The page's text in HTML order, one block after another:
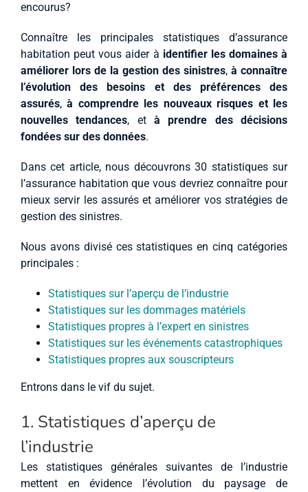
encourus?
Connaître les principales statistiques d’assurance
habitation peut vous aider à identifier les domaines à
améliorer lors de la gestion des sinistres, à connaître
l’évolution des besoins et des préférences des
assurés,à comprendre les nouveaux risques et les
nouvelles tendances, età prendre des décisions
fondées sur des données.
Dans cet article, nous découvrons 30 statistiques sur
l’assurance habitation que vous devriez connaître pour
mieux servir les assurés et améliorer vos stratégies de
gestion des sinistres.
Nous avons divisé ces statistiques en cinq catégories
principales :
Statistiques sur l’aperçu de l’industrie
Statistiques sur les dommages matériels
Statistiques propres à l’expert en sinistres
Statistiques sur les événements catastrophiques
Statistiques propres aux souscripteurs
Entrons dans le vif du sujet.
1. Statistiques d’aperçu de
l’industrie
Les statistiques générales suivantes de l’industrie
mettent en évidence l’évolution du paysage de